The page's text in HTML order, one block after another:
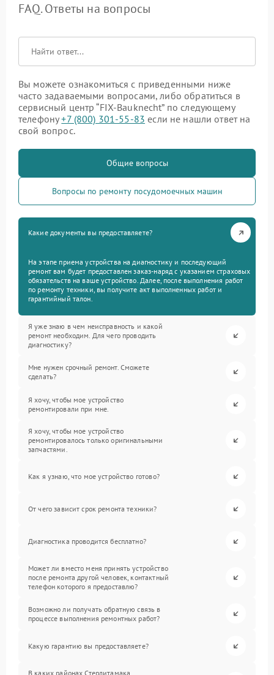
FAQ. Ответы на вопросы
Вы можете ознакомиться с приведенными ниже
часто задаваемыми вопросами, либо обратиться в
сервисный центр “FIX-Bauknecht” по следующему
телефону+7 (800) 301-55-83 если не нашли ответ на
свой вопрос.
Общие вопросы
Вопросы по ремонту посудомоечных машин
Какие документы вы предоставляете?
На этапе приема устройства на диагностику и последующий
ремонт вам будет предоставлен заказ-наряд с указанием страховых
обязательств на ваше устройство. Далее, после выполнения работ
по ремонту техники, вы получите акт выполненных работ и
гарантийный талон.
Я уже знаю в чем неисправность и какой
ремонт необходим. Для чего проводить
диагностику?
Мне нужен срочный ремонт. Сможете
сделать?
Я хочу, чтобы мое устройство
ремонтировали при мне.
Я хочу, чтобы мое устройство
ремонтировалось только оригинальными
запчастями.
Как я узнаю, что мое устройство готово?
От чего зависит срок ремонта техники?
Диагностика проводится бесплатно?
Может ли вместо меня принять устройство
после ремонта другой человек, контактный
телефон которого я предоставлю?
Возможно ли получать обратную связь в
процессе выполнения ремонтных работ?
Какую гарантию вы предоставляете?
В каких районах Стерлитамака